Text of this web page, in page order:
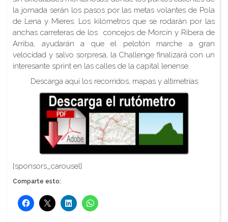
la jornada serán los pasos por las metas volantes de Pola
de Lena y Mieres. Los kilómetros que se rodarán por las
anchas carreteras de los concejos de Morcín y Ribera de
Arriba, ayudarán a que el pelotón marche a gran
velocidad y salvo sorpresa, la Challenge finalizará con un
interesante sprint en las calles de la capital lenense.
Descarga aquí los recorridos, mapas y altimetrías:
[sponsors_carousel]
Comparte esto: